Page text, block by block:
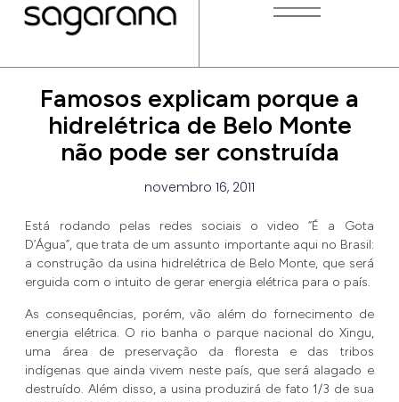
Famosos explicam porque a
hidrelétrica de Belo Monte
não pode ser construída
novembro 16, 2011
Está rodando pelas redes sociais o video “É a Gota
D’Água”, que trata de um assunto importante aqui no Brasil:
a construção da usina hidrelétrica de Belo Monte, que será
erguida com o intuito de gerar energia elétrica para o país.
As consequências, porém, vão além do fornecimento de
energia elétrica. O rio banha o parque nacional do Xingu,
uma área de preservação da floresta e das tribos
indígenas que ainda vivem neste país, que será alagado e
destruído. Além disso, a usina produzirá de fato 1/3 de sua